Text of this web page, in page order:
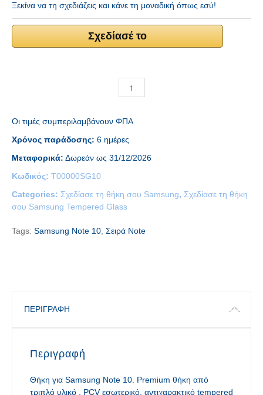
Ξεκίνα να τη σχεδιάζεις και κάνε τη μοναδική όπως εσύ!
Σχεδίασέ το
Οι τιμές συμπεριλαμβάνουν ΦΠΑ
Χρόνος παράδοσης: 6 ημέρες
Μεταφορικά: Δωρεάν ως 31/12/2026
Κωδικός: T00000SG10
Categories: Σχεδίασε τη θήκη σου Samsung, Σχεδίασε τη θήκη
σου Samsung Tempered Glass
Tags: Samsung Note 10 Σειρά Note
ΠΕΡΙΓΡΑΦΉ
Περιγραφή
Θήκη για Samsung Note 10. Premium θήκη από
τριπλό υλικό . PCV εσωτερικό, αντιχαρακτικό tempered